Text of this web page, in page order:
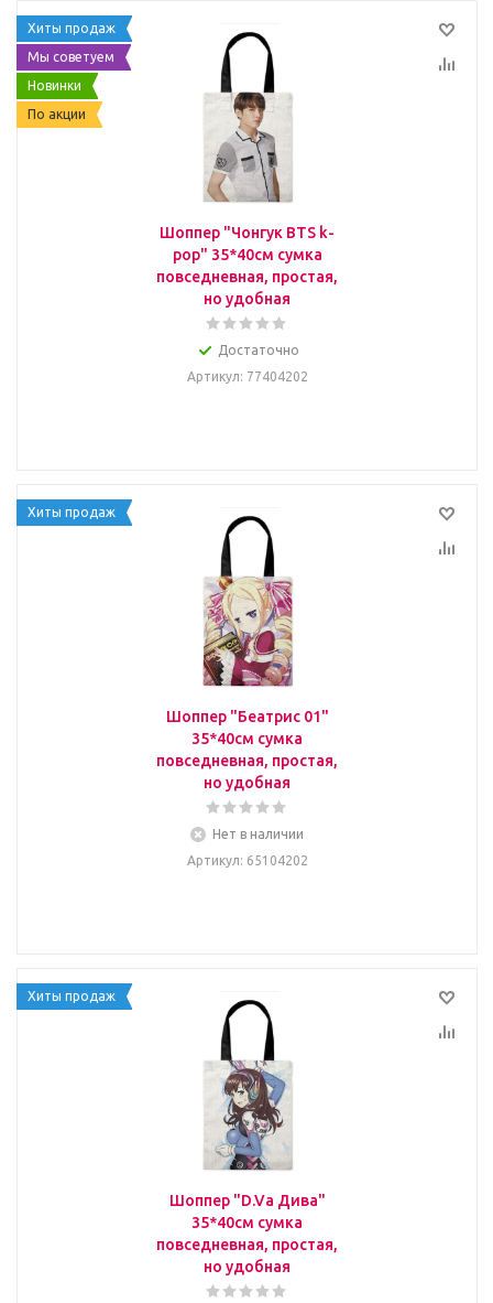
Хиты продаж
Мы советуем
Новинки
По акции
Шоппер "Чонгук BTS k-
pop" 35*40см сумка
повседневная, простая,
но удобная
Достаточно
Артикул: 77404202
Хиты продаж
Шоппер "Беатрис 01"
35*40см сумка
повседневная, простая,
но удобная
Нет в наличии
Артикул: 65104202
Хиты продаж
Шоппер "D.Va Дива"
35*40см сумка
повседневная, простая,
но удобная